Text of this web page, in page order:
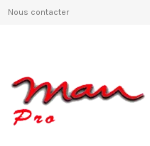
Nous contacter